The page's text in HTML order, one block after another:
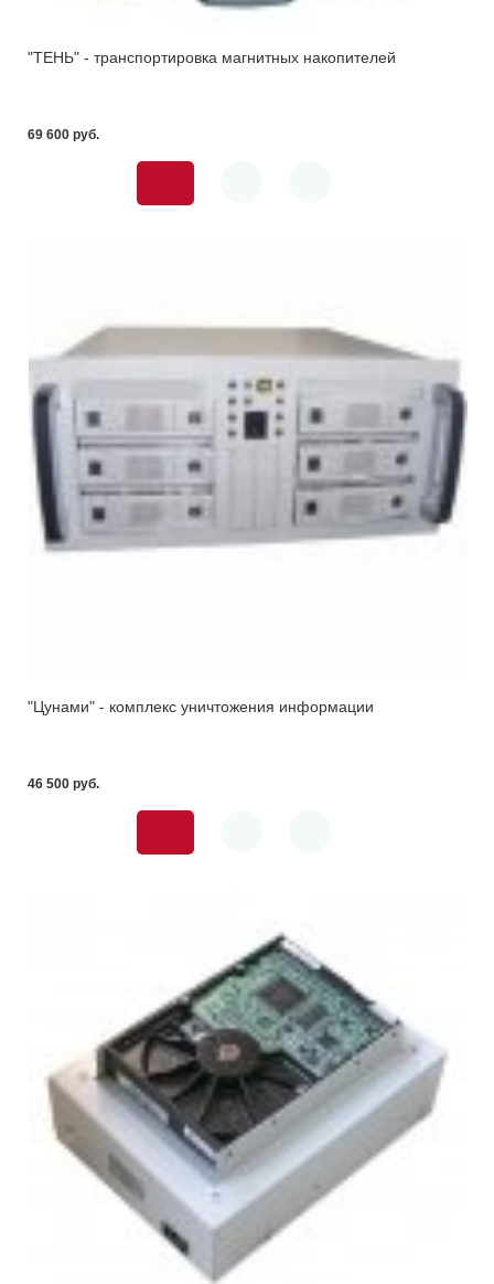
"ТЕНЬ" - транспортировка магнитных накопителей
69 600 pуб.
"Цунами" - комплекс уничтожения информации
46 500 pуб.